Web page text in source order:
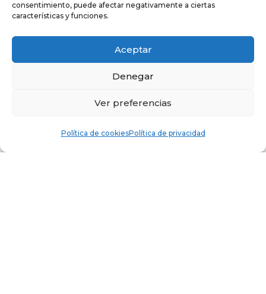
consentimiento, puede afectar negativamente a ciertas
características y funciones.
Aceptar
Denegar
Ver preferencias
Política de cookiesPolítica de privacidad